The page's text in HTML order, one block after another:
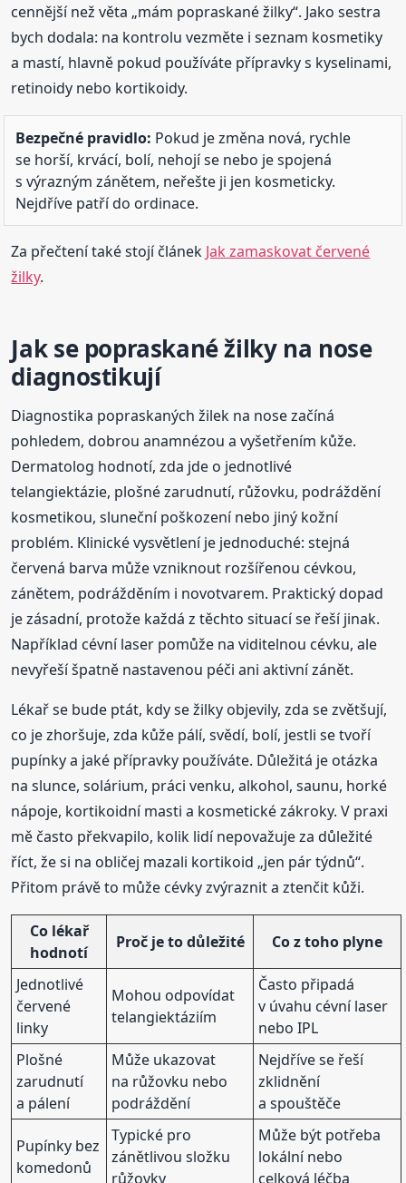
cennější než věta „mám popraskané žilky“. Jako sestra
bych dodala: na kontrolu vezměte i seznam kosmetiky
a mastí, hlavně pokud používáte přípravky s kyselinami,
retinoidy nebo kortikoidy.
Bezpečné pravidlo: Pokud je změna nová, rychle
se horší, krvácí, bolí, nehojí se nebo je spojená
s výrazným zánětem, neřešte ji jen kosmeticky.
Nejdříve patří do ordinace.
Za přečtení také stojí článek Jak zamaskovat červené
žilky.
Jak se popraskané žilky na nose
diagnostikují
Diagnostika popraskaných žilek na nose začíná
pohledem, dobrou anamnézou a vyšetřením kůže.
Dermatolog hodnotí, zda jde o jednotlivé
telangiektázie, plošné zarudnutí, růžovku, podráždění
kosmetikou, sluneční poškození nebo jiný kožní
problém. Klinické vysvětlení je jednoduché: stejná
červená barva může vzniknout rozšířenou cévkou,
zánětem, podrážděním i novotvarem. Praktický dopad
je zásadní, protože každá z těchto situací se řeší jinak.
Například cévní laser pomůže na viditelnou cévku, ale
nevyřeší špatně nastavenou péči ani aktivní zánět.
Lékař se bude ptát, kdy se žilky objevily, zda se zvětšují,
co je zhoršuje, zda kůže pálí, svědí, bolí, jestli se tvoří
pupínky a jaké přípravky používáte. Důležitá je otázka
na slunce, solárium, práci venku, alkohol, saunu, horké
nápoje, kortikoidní masti a kosmetické zákroky. V praxi
mě často překvapilo, kolik lidí nepovažuje za důležité
říct, že si na obličej mazali kortikoid „jen pár týdnů“.
Přitom právě to může cévky zvýraznit a ztenčit kůži.
Co lékař
hodnotí
Proč je to důležité Co z toho plyne
Jednotlivé
červené
linky
Mohou odpovídat
telangiektáziím
Často připadá
v úvahu cévní laser
nebo IPL
Plošné
zarudnutí
a pálení
Může ukazovat
na růžovku nebo
podráždění
Nejdříve se řeší
zklidnění
a spouštěče
Pupínky bez
komedonů
Typické pro
zánětlivou složku
růžovky
Může být potřeba
lokální nebo
celková léčba